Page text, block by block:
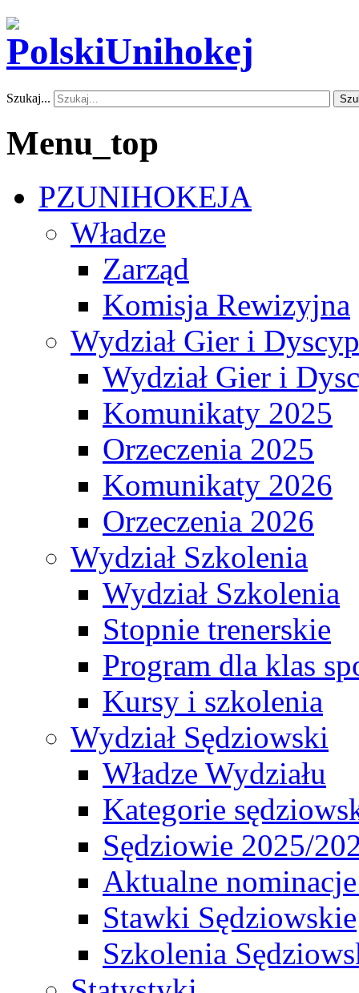
Szukaj...
Menu_top
PZUNIHOKEJA
Władze
Zarząd
Komisja Rewizyjna
Wydział Gier i
Wydział Gier i
Komunikaty 2025
Orzeczenia 2025
Komunikaty 2026
Orzeczenia 2026
Wydział Szkolenia
Wydział Szkolenia
Stopnie trenerskie
Program dla klas
Kursy i szkolenia
Wydział Sędziowski
Władze Wydziału
Kategorie
Sędziowie 2025/
Aktualne
Stawki Sędziowskie
Szkolenia